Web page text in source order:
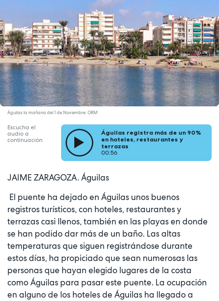
Águilas la mañana del 1 de Noviembre. ORM
Escucha el
audio a
continuación
Águilas registra más de un 90%
en hoteles, restaurantes y
terrazas
00:56
JAIME ZARAGOZA. Águilas
El puente ha dejado en Águilas unos buenos
registros turísticos, con hoteles, restaurantes y
terrazas casi llenos, también en las playas en donde
se han podido dar más de un baño. Las altas
temperaturas que siguen registrándose durante
estos días, ha propiciado que sean numerosas las
personas que hayan elegido lugares de la costa
como Águilas para pasar este puente. La ocupación
en alguno de los hoteles de Águilas ha llegado a